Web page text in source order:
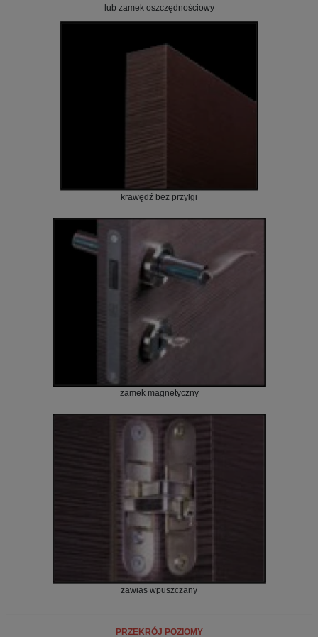
lub zamek oszczędnościowy
krawędź bez przylgi
zamek magnetyczny
zawias wpuszczany
PRZEKRÓJ POZIOMY